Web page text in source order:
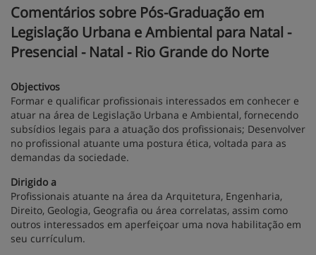
Comentários sobre Pós-Graduação em
Legislação Urbana e Ambiental para Natal -
Presencial - Natal - Rio Grande do Norte
Objectivos
Formar e qualificar profissionais interessados em conhecer e
atuar na área de Legislação Urbana e Ambiental, fornecendo
subsídios legais para a atuação dos profissionais; Desenvolver
no profissional atuante uma postura ética, voltada para as
demandas da sociedade.
Dirigido a
Profissionais atuante na área da Arquitetura, Engenharia,
Direito, Geologia, Geografia ou área correlatas, assim como
outros interessados em aperfeiçoar uma nova habilitação em
seu currículum.